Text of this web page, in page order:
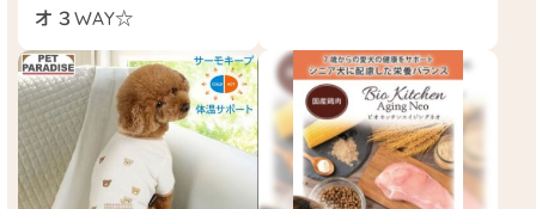
オ３WAY☆